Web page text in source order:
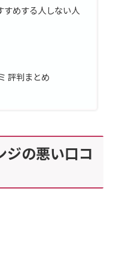
すめする人しない人
評判まとめ
ジの悪い口コ